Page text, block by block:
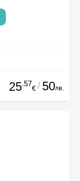
25.57
€ / 50лв.